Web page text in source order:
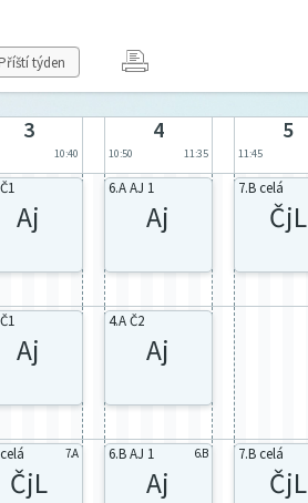
Příští týden
3
10:40
4
10:50 11:35
5
11:45
Aj
6.A AJ 1
Aj
7.B celá
ČjL
Aj
4.A Č2
Aj
7.A
ČjL
6.B AJ 1 6.B
Aj
7.B celá
ČjL